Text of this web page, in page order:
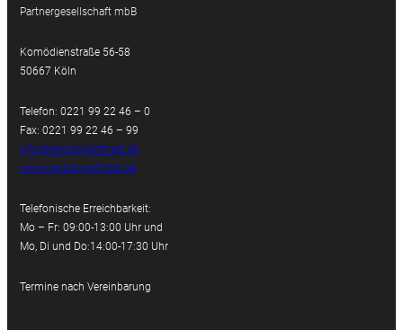
Partnergesellschaft mbB
Komödienstraße 56-58
50667 Köln
Telefon: 0221 99 22 46 – 0
Fax: 0221 99 22 46 – 99
info@kanzlei-potthast.de
www.kanzlei-potthast.de
Telefonische Erreichbarkeit:
Mo – Fr: 09:00-13:00 Uhr und
Mo, Di und Do:14:00-17:30 Uhr
Termine nach Vereinbarung